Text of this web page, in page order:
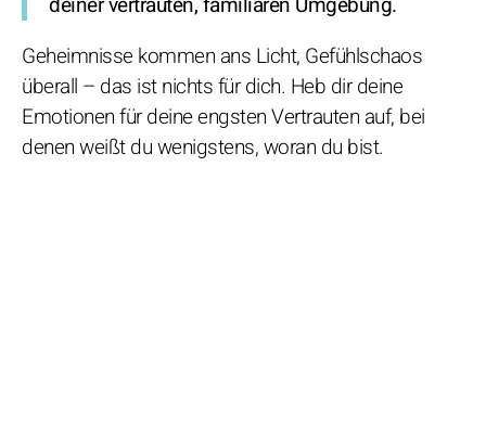
Geheimnisse kommen ans Licht, Gefühlschaos
überall – das ist nichts für dich. Heb dir deine
Emotionen für deine engsten Vertrauten auf, bei
denen weißt du wenigstens, woran du bist.